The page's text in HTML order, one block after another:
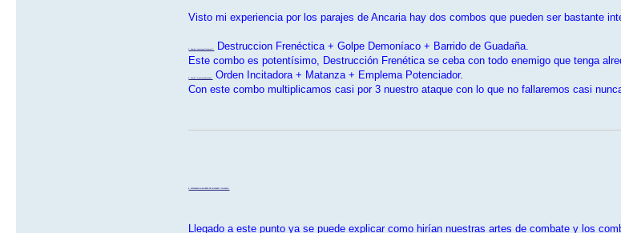
Visto mi experiencia por los parajes de Ancaria hay dos combos que pueden ser bastante
Destruccion Frenéctica + Golpe Demoníaco + Barrido de Guadaña.
Este combo es potentísimo, Destrucción Frenética se ceba con todo enemigo que tenga
Orden Incitadora + Matanza + Emplema Potenciador.
Con este combo multiplicamos casi por 3 nuestro ataque con lo que no fallaremos casi
Llegado a este punto ya se puede explicar como hirían nuestras artes de combate y los